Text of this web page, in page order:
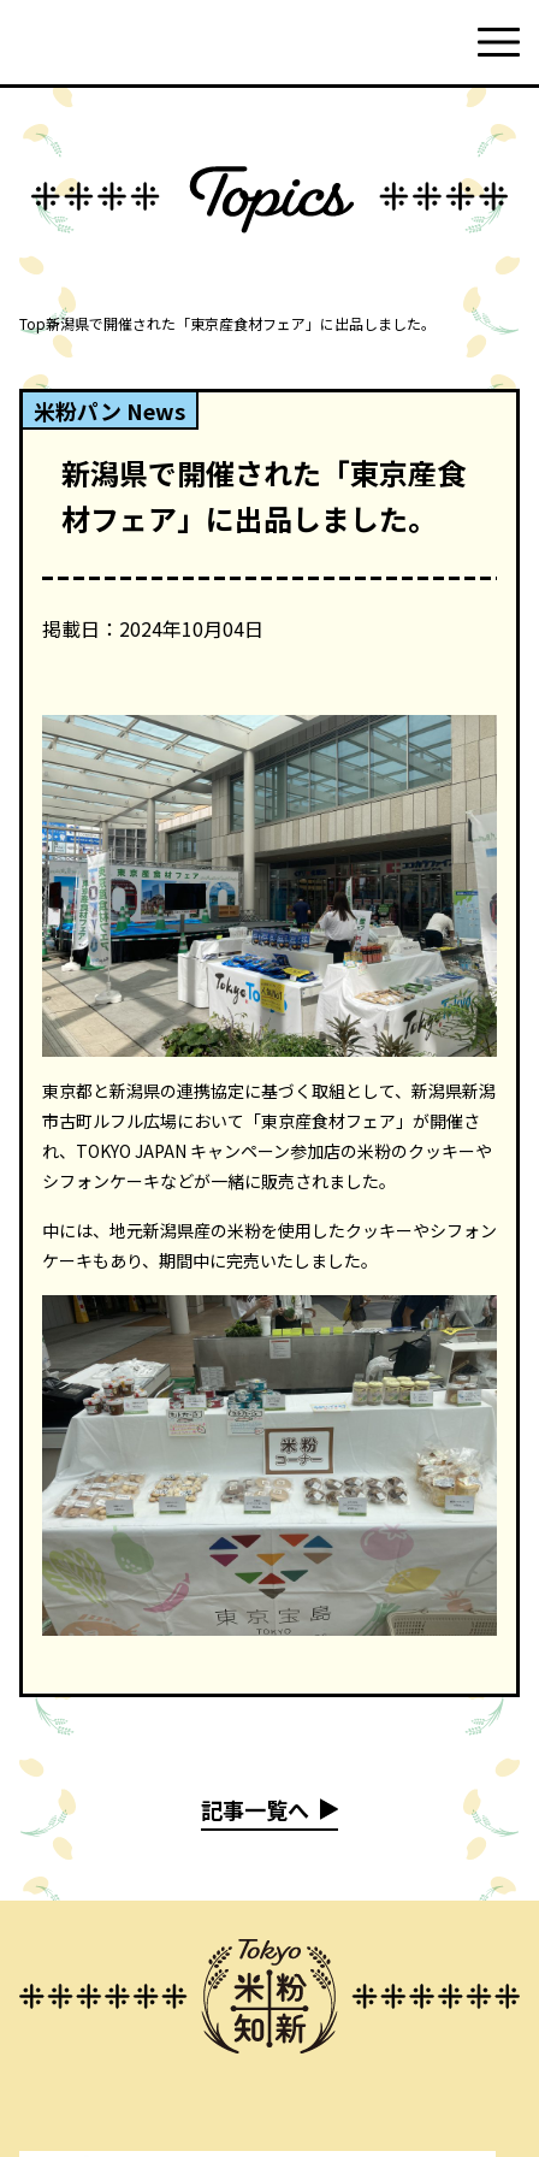
Top新潟県で開催された「東京産食材フェア」に出品しました。
米粉パン News
新潟県で開催された「東京産食
材フェア」に出品しました。
掲載日：2024年10月04日
東京都と新潟県の連携協定に基づく取組として、新潟県新潟
市古町ルフル広場において「東京産食材フェア」が開催さ
れ、TOKYO JAPAN キャンペーン参加店の米粉のクッキーや
シフォンケーキなどが一緒に販売されました。
中には、地元新潟県産の米粉を使用したクッキーやシフォン
ケーキもあり、期間中に完売いたしました。
記事一覧へ